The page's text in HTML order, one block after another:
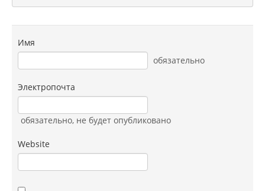
Имя
обязательно
Электропочта
обязательно, не будет опубликовано
Website